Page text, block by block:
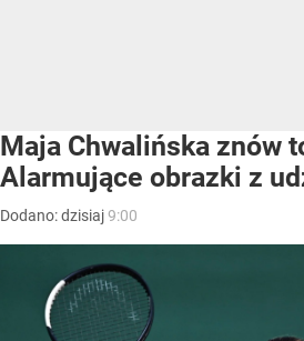
Maja Chwalińska znów
Alarmujące obrazki z
Dodano:dzisiaj9:00